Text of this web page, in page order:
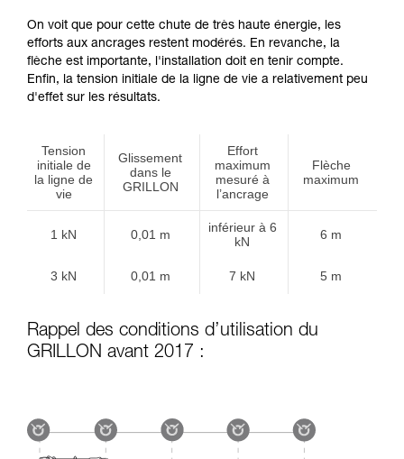
On voit que pour cette chute de très haute énergie, les
efforts aux ancrages restent modérés. En revanche, la
flèche est importante, l'installation doit en tenir compte.
Enfin, la tension initiale de la ligne de vie a relativement peu
d'effet sur les résultats.
Tension
initiale de
la ligne de
vie
Glissement
dans le
GRILLON
Effort
maximum
mesuré à
l’ancrage
Flèche
maximum
1 kN 0,01 m
inférieur à 6
kN
6 m
3 kN 0,01 m 7 kN 5 m
Rappel des conditions d’utilisation du
GRILLON avant 2017 :